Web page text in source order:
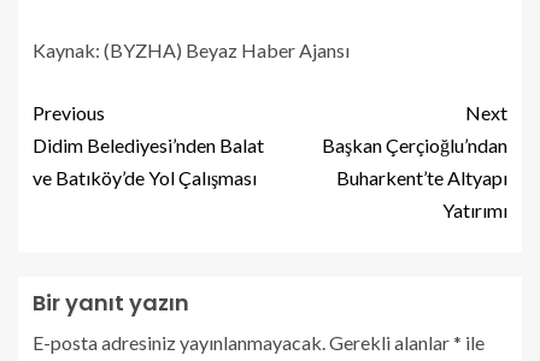
Kaynak: (BYZHA) Beyaz Haber Ajansı
Previous
Didim Belediyesi’nden Balat
ve Batıköy’de Yol Çalışması
Next
Başkan Çerçioğlu’ndan
Buharkent’te Altyapı
Yatırımı
Bir yanıt yazın
E-posta adresiniz yayınlanmayacak. Gerekli alanlar* ile